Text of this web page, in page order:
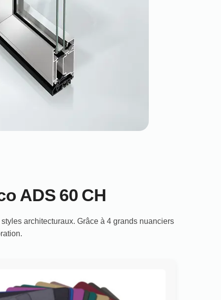
ADS 60 CH
architecturaux. Grâce à 4 grands nuanciers